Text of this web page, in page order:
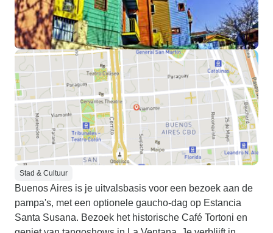
Stad & Cultuur
Buenos Aires is je uitvalsbasis voor een bezoek aan de
pampa's, met een optionele gaucho-dag op Estancia
Santa Susana. Bezoek het historische Café Tortoni en